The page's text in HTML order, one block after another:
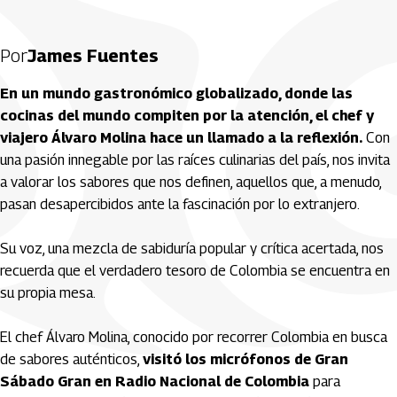
PorJames Fuentes
En un mundo gastronómico globalizado, donde las
cocinas del mundo compiten por la atención, el chef y
viajero Álvaro Molina hace un llamado a la reflexión. Con
una pasión innegable por las raíces culinarias del país, nos invita
a valorar los sabores que nos definen, aquellos que, a menudo,
pasan desapercibidos ante la fascinación por lo extranjero.
Su voz, una mezcla de sabiduría popular y crítica acertada, nos
recuerda que el verdadero tesoro de Colombia se encuentra en
su propia mesa.
El chef Álvaro Molina, conocido por recorrer Colombia en busca
de sabores auténticos, visitó los micrófonos de Gran
Sábado Gran en Radio Nacional de Colombia para